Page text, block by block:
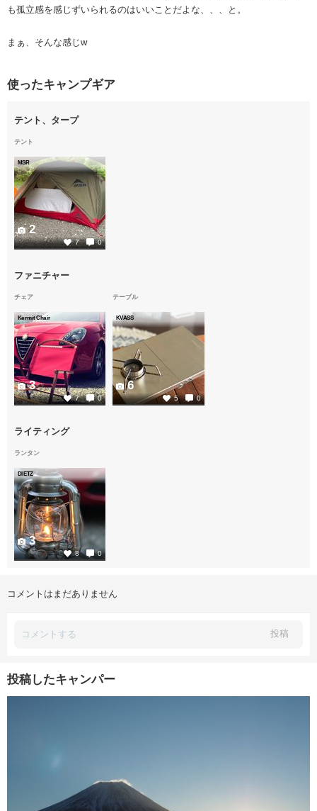
も孤立感を感じずいられるのはいいことだよな、、、と。
まぁ、そんな感じw
使ったキャンプギア
テント、タープ
テント
MSR
7 0
2
ファニチャー
チェア
Kermit Chair
7 0
3
テーブル
KVASS
5 0
6
ライティング
ランタン
DIETZ
8 0
3
コメントはまだありません
投稿
投稿したキャンパー